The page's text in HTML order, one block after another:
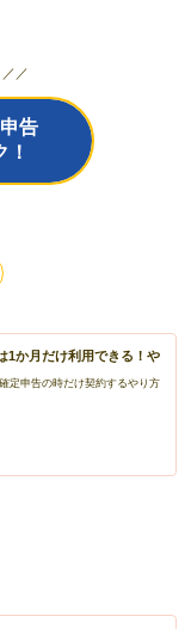
／
告
1か月だけ利用できる！や
定申告の時だけ契約するやり方